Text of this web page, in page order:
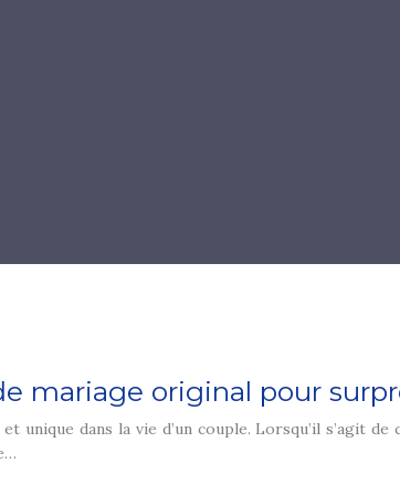
mariage original pour
unique dans la vie d’un couple. Lorsqu’il